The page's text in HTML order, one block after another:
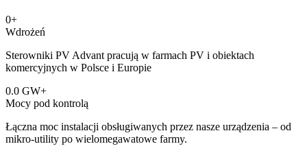
0+
Wdrożeń
Sterowniki PV Advant pracują w farmach PV i obiektach
komercyjnych w Polsce i Europie
0.0 GW+
Mocy pod kontrolą
Łączna moc instalacji obsługiwanych przez nasze urządzenia – od
mikro-utility po wielomegawatowe farmy.